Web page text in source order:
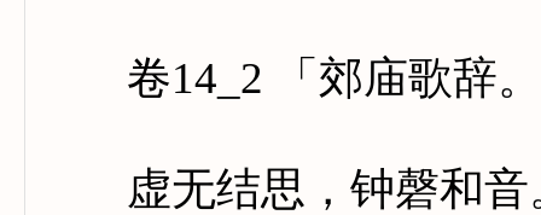
卷14_2 「郊庙歌辞。
虚无结思，钟磬和音